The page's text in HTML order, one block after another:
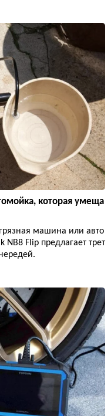
которая умеща
машина или авто
Flip предлагает трет